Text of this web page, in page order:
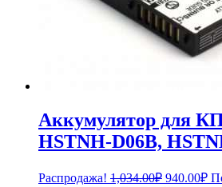
Аккумулятор для
HSTNH-D06B,
Распродажа! 1,034.00₽ 940.00₽